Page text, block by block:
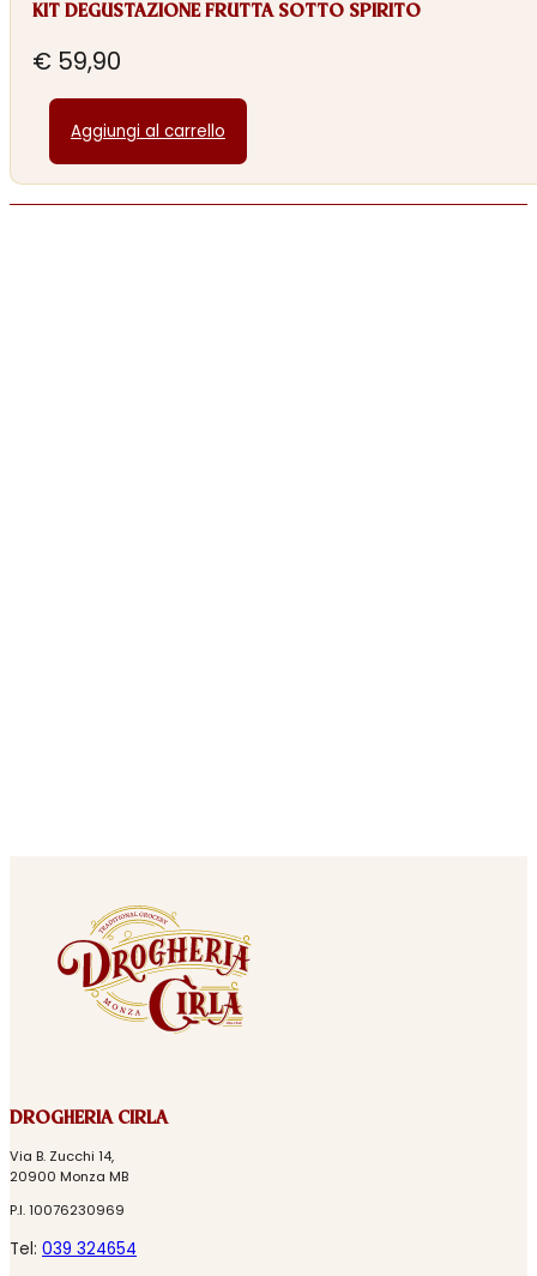
KIT DEGUSTAZIONE FRUTTA SOTTO SPIRITO
€ 59,90
Aggiungi al carrello
DROGHERIA CIRLA
Via B. Zucchi 14,
20900 Monza MB
P.I. 10076230969
Tel: 039 324654